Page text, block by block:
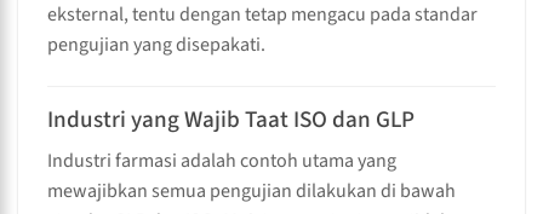
eksternal, tentu dengan tetap mengacu pada standar
pengujian yang disepakati.
Industri yang Wajib Taat ISO dan GLP
Industri farmasi adalah contoh utama yang
mewajibkan semua pengujian dilakukan di bawah